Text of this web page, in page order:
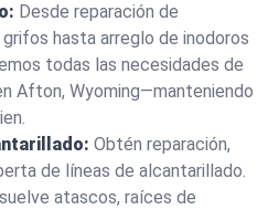
Desde reparación de
hasta arreglo de inodoros
todas las necesidades de
Afton, Wyoming—manteniendo
Obtén reparación,
de líneas de alcantarillado.
atascos, raíces de